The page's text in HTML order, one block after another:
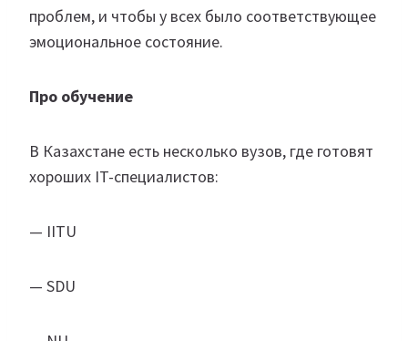
проблем, и чтобы у всех было соответствующее
эмоциональное состояние.
Про обучение
В Казахстане есть несколько вузов, где готовят
хороших IT-специалистов:
— IITU
— SDU